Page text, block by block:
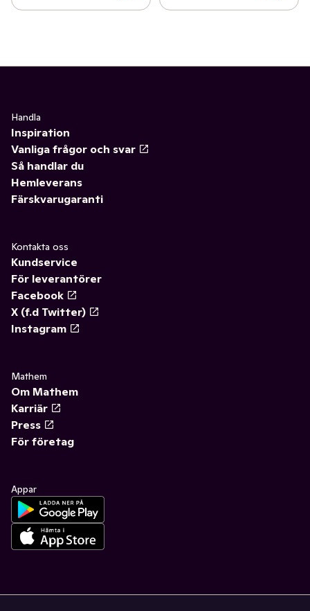
Handla
Inspiration
Vanliga frågor och svar
Så handlar du
Hemleverans
Färskvarugaranti
Kontakta oss
Kundservice
För leverantörer
Facebook
X (f.d Twitter)
Instagram
Mathem
Om Mathem
Karriär
Press
För företag
Appar